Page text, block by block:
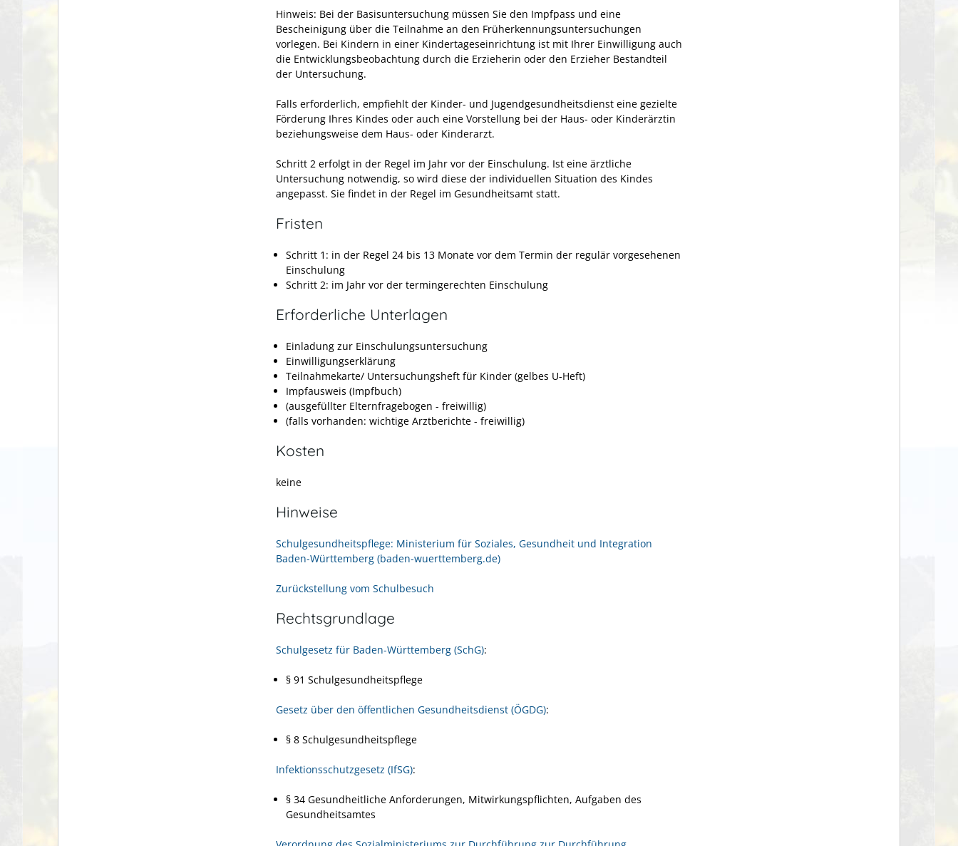
Hinweis: Bei der Basisuntersuchung müssen Sie den Impfpass und eine
Bescheinigung über die Teilnahme an den Früherkennungsuntersuchungen
vorlegen. Bei Kindern in einer Kindertageseinrichtung ist mit Ihrer Einwilligung auch
die Entwicklungsbeobachtung durch die Erzieherin oder den Erzieher Bestandteil
der Untersuchung.
Falls erforderlich, empfiehlt der Kinder- und Jugendgesundheitsdienst eine gezielte
Förderung Ihres Kindes oder auch eine Vorstellung bei der Haus- oder Kinderärztin
beziehungsweise dem Haus- oder Kinderarzt.
Schritt 2 erfolgt in der Regel im Jahr vor der Einschulung. Ist eine ärztliche
Untersuchung notwendig, so wird diese der individuellen Situation des Kindes
angepasst. Sie findet in der Regel im Gesundheitsamt statt.
Fristen
Schritt 1: in der Regel 24 bis 13 Monate vor dem Termin der regulär vorgesehenen
Einschulung
Schritt 2: im Jahr vor der termingerechten Einschulung
Erforderliche Unterlagen
Einladung zur Einschulungsuntersuchung
Einwilligungserklärung
Teilnahmekarte/ Untersuchungsheft für Kinder (gelbes U-Heft)
Impfausweis (Impfbuch)
(ausgefüllter Elternfragebogen - freiwillig)
(falls vorhanden: wichtige Arztberichte - freiwillig)
Kosten
keine
Hinweise
Schulgesundheitspflege: Ministerium für Soziales, Gesundheit und Integration
Baden-Württemberg (baden-wuerttemberg.de)
Zurückstellung vom Schulbesuch
Rechtsgrundlage
Schulgesetz für Baden-Württemberg (SchG):
§ 91 Schulgesundheitspflege
Gesetz über den öffentlichen Gesundheitsdienst (ÖGDG):
§ 8 Schulgesundheitspflege
Infektionsschutzgesetz (IfSG):
§ 34 Gesundheitliche Anforderungen, Mitwirkungspflichten, Aufgaben des
Gesundheitsamtes